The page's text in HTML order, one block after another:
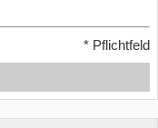
* Pflichtfeld